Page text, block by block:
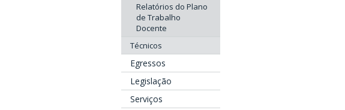
Relatórios do Plano
de Trabalho
Docente
Técnicos
Egressos
Legislação
Serviços